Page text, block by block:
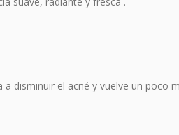
disminuir el acné y vuelve un poco